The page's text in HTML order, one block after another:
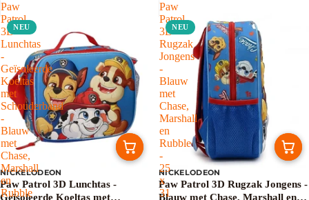
Paw
Patrol
3D
Lunchtas
-
Geïsoleerde
Koeltas
met
Schouderband
-
Blauw
met
Chase,
Marshall
en
Rubble
NEU
NICKELODEON
Paw Patrol 3D Lunchtas -
Geïsoleerde Koeltas met
Paw
Patrol
3D
Rugzak
Jongens
-
Blauw
met
Chase,
Marshall
en
Rubble
-
25
x
31
NEU
NICKELODEON
Paw Patrol 3D Rugzak Jongens -
Blauw met Chase, Marshall en